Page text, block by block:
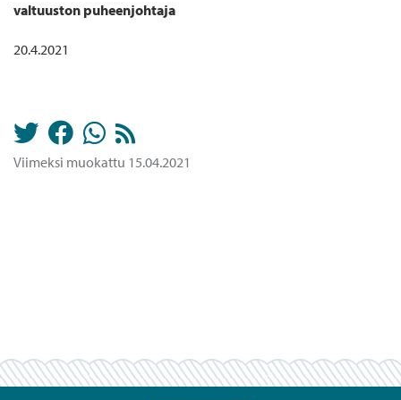
valtuuston puheenjohtaja
20.4.2021
Viimeksi muokattu 15.04.2021